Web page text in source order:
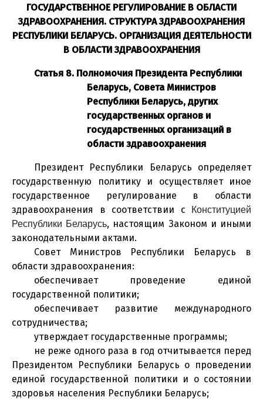
ГОСУДАРСТВЕННОЕ РЕГУЛИРОВАНИЕ В ОБЛАСТИ
ЗДРАВООХРАНЕНИЯ. СТРУКТУРА ЗДРАВООХРАНЕНИЯ
РЕСПУБЛИКИ БЕЛАРУСЬ. ОРГАНИЗАЦИЯ ДЕЯТЕЛЬНОСТИ
В ОБЛАСТИ ЗДРАВООХРАНЕНИЯ
Статья 8. Полномочия Президента Республики
Беларусь, Совета Министров
Республики Беларусь, других
государственных органов и
государственных организаций в
области здравоохранения
Президент Республики Беларусь определяет
государственную политику и осуществляет иное
государственное регулирование в области
здравоохранения в соответствии с
Конституцией
Республики Беларусь, настоящим Законом и иными
законодательными актами.
Совет Министров Республики Беларусь в
области здравоохранения:
обеспечивает проведение единой
государственной политики;
обеспечивает развитие международного
сотрудничества;
утверждает государственные программы;
не реже одного раза в год отчитывается перед
Президентом Республики Беларусь о проведении
единой государственной политики и о состоянии
здоровья населения Республики Беларусь;